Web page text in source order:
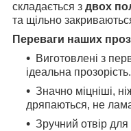
складається з двох
та щільно
Переваги наших
Виготовлені з
ідеальна прозорість.
Значно міцніші,
дряпаються, не
Зручний отвір для